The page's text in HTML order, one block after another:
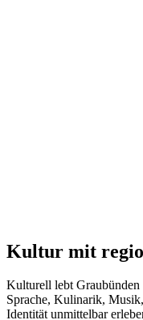
Kultur mit
Kulturell lebt Graubünden
Sprache, Kulinarik,
Identität unmittelbar